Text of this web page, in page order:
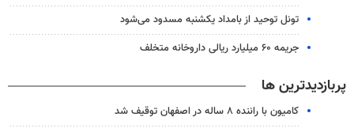
تونل توحید از بامداد یکشنبه مسدود می‌شود
جریمه ۶۰ میلیارد ریالی داروخانه متخلف
پربازدیدترین ها
کامیون با راننده ۸ ساله در اصفهان توقیف شد